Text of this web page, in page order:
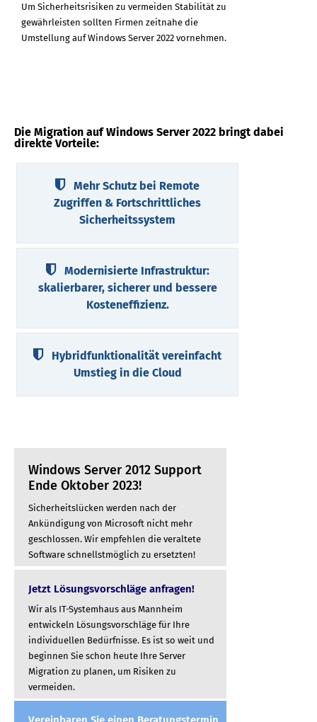
Um Sicherheitsrisiken zu vermeiden Stabilität zu
gewährleisten sollten Firmen zeitnahe die
Umstellung auf Windows Server 2022 vornehmen.
Die Migration auf Windows Server 2022 bringt dabei
direkte Vorteile:
Mehr Schutz bei Remote
Zugriffen & Fortschrittliches
Sicherheitssystem
Modernisierte Infrastruktur:
skalierbarer, sicherer und bessere
Kosteneffizienz.
Hybridfunktionalität vereinfacht
Umstieg in die Cloud
Windows Server 2012 Support
Ende Oktober 2023!
Sicherheitslücken werden nach der
Ankündigung von Microsoft nicht mehr
geschlossen. Wir empfehlen die veraltete
Software schnellstmöglich zu ersetzten!
Jetzt Lösungsvorschläge anfragen!
Wir als IT-Systemhaus aus Mannheim
entwickeln Lösungsvorschläge für Ihre
individuellen Bedürfnisse. Es ist so weit und
beginnen Sie schon heute Ihre Server
Migration zu planen, um Risiken zu
vermeiden.